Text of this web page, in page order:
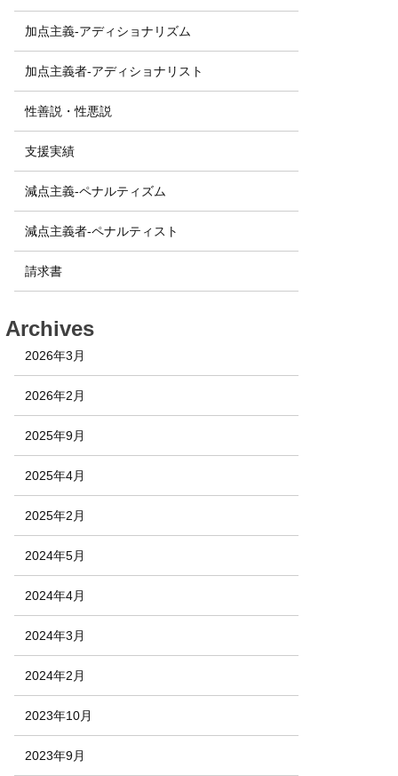
加点主義-アディショナリズム
加点主義者-アディショナリスト
性善説・性悪説
支援実績
減点主義-ペナルティズム
減点主義者-ペナルティスト
請求書
Archives
2026年3月
2026年2月
2025年9月
2025年4月
2025年2月
2024年5月
2024年4月
2024年3月
2024年2月
2023年10月
2023年9月